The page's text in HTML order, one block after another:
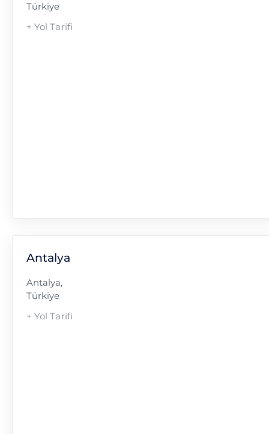
Türkiye
+ Yol Tarifi
Antalya
Antalya,
Türkiye
+ Yol Tarifi